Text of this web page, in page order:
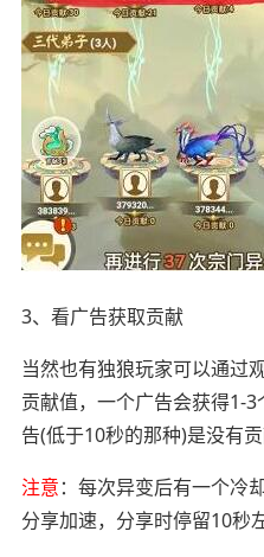
3、看广告获取贡献
当然也有独狼玩家可以通过
贡献值，一个广告会获得1-
告(低于10秒的那种)是没有贡
注意：每次异变后有一个冷
分享加速，分享时停留10秒